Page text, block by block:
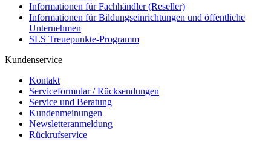
Informationen für Fachhändler (Reseller)
Informationen für Bildungseinrichtungen und öffentliche
Unternehmen
SLS Treuepunkte-Programm
Kundenservice
Kontakt
Serviceformular / Rücksendungen
Service und Beratung
Kundenmeinungen
Newsletteranmeldung
Rückrufservice